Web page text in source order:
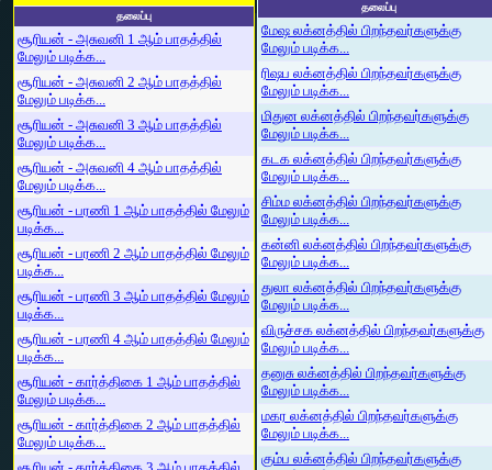
தலைப்பு
சூரியன் - அசுவனி 1 ஆம் பாதத்தில்
மேலும் படிக்க...
சூரியன் - அசுவனி 2 ஆம் பாதத்தில்
மேலும் படிக்க...
சூரியன் - அசுவனி 3 ஆம் பாதத்தில்
மேலும் படிக்க...
சூரியன் - அசுவனி 4 ஆம் பாதத்தில்
மேலும் படிக்க...
சூரியன் - பரணி 1 ஆம் பாதத்தில் மேலும்
படிக்க...
சூரியன் - பரணி 2 ஆம் பாதத்தில் மேலும்
படிக்க...
சூரியன் - பரணி 3 ஆம் பாதத்தில் மேலும்
படிக்க...
சூரியன் - பரணி 4 ஆம் பாதத்தில் மேலும்
படிக்க...
சூரியன் - கார்த்திகை 1 ஆம் பாதத்தில்
மேலும் படிக்க...
சூரியன் - கார்த்திகை 2 ஆம் பாதத்தில்
மேலும் படிக்க...
தலைப்பு
மேஷ லக்னத்தில் பிறந்தவர்களுக்கு
மேலும் படிக்க...
ரிஷப லக்னத்தில் பிறந்தவர்களுக்கு
மேலும் படிக்க...
மிதுன லக்னத்தில் பிறந்தவர்களுக்கு
மேலும் படிக்க...
கடக லக்னத்தில் பிறந்தவர்களுக்கு
மேலும் படிக்க...
சிம்ம லக்னத்தில் பிறந்தவர்களுக்கு
மேலும் படிக்க...
கன்னி லக்னத்தில் பிறந்தவர்களுக்கு
மேலும் படிக்க...
துலா லக்னத்தில் பிறந்தவர்களுக்கு
மேலும் படிக்க...
விருச்சக லக்னத்தில் பிறந்தவர்களுக்கு
மேலும் படிக்க...
தனுசு லக்னத்தில் பிறந்தவர்களுக்கு
மேலும் படிக்க...
மகர லக்னத்தில் பிறந்தவர்களுக்கு
மேலும் படிக்க...
கும்ப லக்னத்தில் பிறந்தவர்களுக்கு